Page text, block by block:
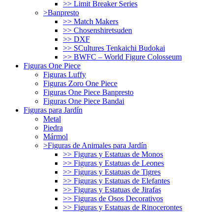
>> Limit Breaker Series
>Banpresto
>> Match Makers
>> Chosenshiretsuden
>> DXF
>> SCultures Tenkaichi Budokai
>> BWFC – World Figure Colosseum
Figuras One Piece
Figuras Luffy
Figuras Zoro One Piece
Figuras One Piece Banpresto
Figuras One Piece Bandai
Figuras para Jardín
Metal
Piedra
Mármol
>Figuras de Animales para Jardín
>> Figuras y Estatuas de Monos
>> Figuras y Estatuas de Leones
>> Figuras y Estatuas de Tigres
>> Figuras y Estatuas de Elefantes
>> Figuras y Estatuas de Jirafas
>> Figuras de Osos Decorativos
>> Figuras y Estatuas de Rinocerontes